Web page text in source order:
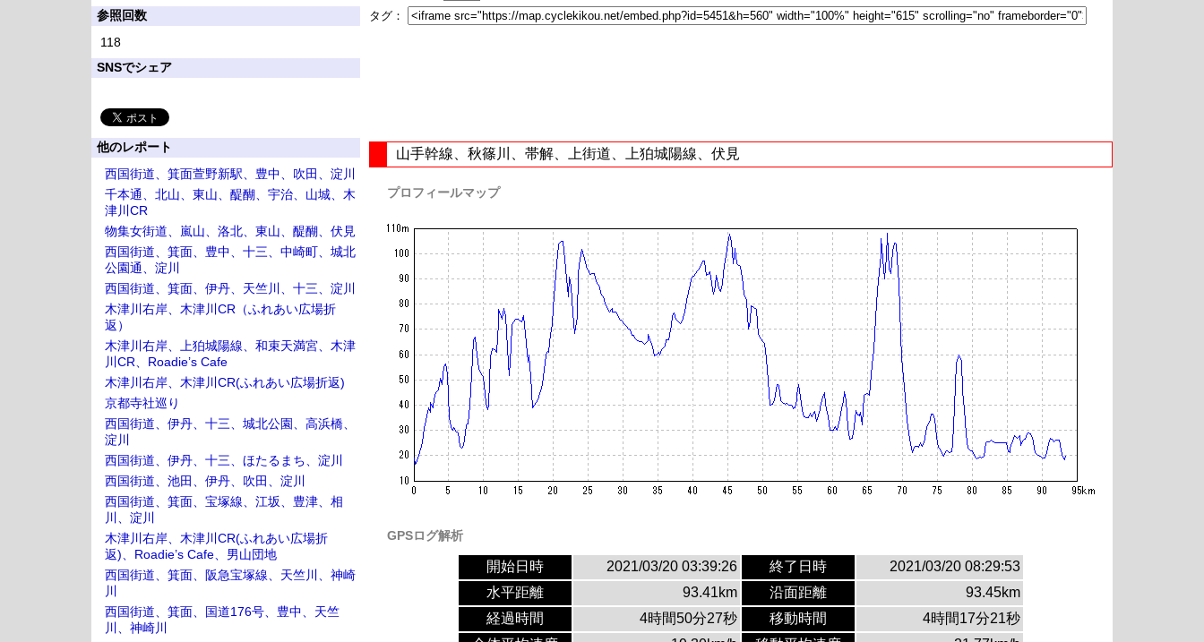
タグ：
山手幹線、秋篠川、帯解、上街道、上狛城陽線、伏見
プロフィールマップ
GPSログ解析
開始日時 2021/03/20 03:39:26 終了日時
2021/03/20 08:29:53
水平距離
93.41km 沿面距離
93.45km
経過時間
4時間50分27秒 移動時間
4時間17分21秒
参照回数
118
SNSでシェア
他のレポート
西国街道、箕面萱野新駅、豊中、吹田、淀川
千本通、北山、東山、醍醐、宇治、山城、木
津川CR
物集女街道、嵐山、洛北、東山、醍醐、伏見
西国街道、箕面、豊中、十三、中崎町、城北
公園通、淀川
西国街道、箕面、伊丹、天竺川、十三、淀川
木津川右岸、木津川CR（ふれあい広場折
返）
木津川右岸、上狛城陽線、和束天満宮、木津
川CR、Roadie’s Cafe
木津川右岸、木津川CR(ふれあい広場折返)
京都寺社巡り
西国街道、伊丹、十三、城北公園、高浜橋、
淀川
西国街道、伊丹、十三、ほたるまち、淀川
西国街道、池田、伊丹、吹田、淀川
西国街道、箕面、宝塚線、江坂、豊津、相
川、淀川
木津川右岸、木津川CR(ふれあい広場折
返)、Roadie’s Cafe、男山団地
西国街道、箕面、阪急宝塚線、天竺川、神崎
川
西国街道、箕面、国道176号、豊中、天竺
川、神崎川